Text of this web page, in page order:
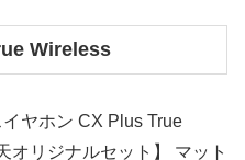
Wireless
ヤホン CX Plus True
オリジナルセット】 マット